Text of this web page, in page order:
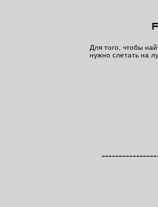
Для того, чтобы
нужно слетать на